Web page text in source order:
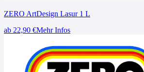
ZERO ArtDesign Lasur 1 L
ab 22,90 €Mehr Infos